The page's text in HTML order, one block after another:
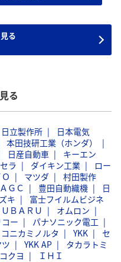
る
る
日立製作所
日本電気
本田技研工業（ホンダ）
日産自動車
キーエン
ラ ダイキン工業
ロー
マツダ
村田製作
ＡＧＣ 豊田自動織機
日
キ
富士フイルムビジネ
ＵＢＡＲＵ
オムロン
コー
パナソニック電工
コニカミノルタ YKK
セ
YKK AP
タカラトミ
コクヨ ＩＨＩ